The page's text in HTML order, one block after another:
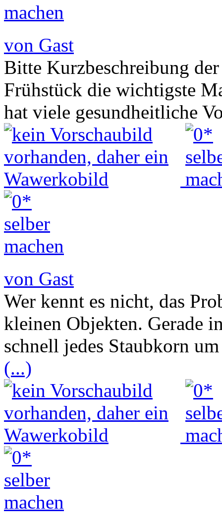
von Gast
Bitte Kurzbeschreibung
Frühstück die wichtigste
hat viele gesundheitliche
von Gast
Wer kennt es nicht, das
kleinen Objekten. Gerade
schnell jedes Staubkorn
(...)